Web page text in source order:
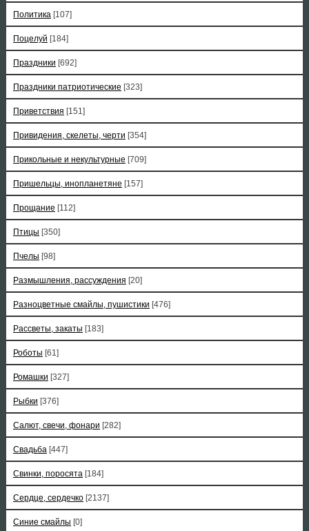
Политика [107]
Поцелуй [184]
Праздники [692]
Праздники патриотические [323]
Приветствия [151]
Привидения, скелеты, черти [354]
Прикольные и некультурные [709]
Пришельцы, инопланетяне [157]
Прощание [112]
Птицы [350]
Пчелы [98]
Размышления, рассуждения [20]
Разноцветные смайлы, пушистики [476]
Рассветы, закаты [183]
Роботы [61]
Ромашки [327]
Рыбки [376]
Салют, свечи, фонари [282]
Свадьба [447]
Свинки, поросята [184]
Сердце, сердечко [2137]
Синие смайлы [0]